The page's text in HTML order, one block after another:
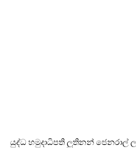
යුද්ධ හමුදාධිපති ලුතිනන් ජෙනරාල්